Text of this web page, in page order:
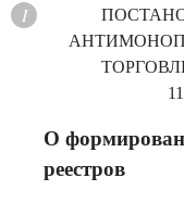
О
реестров